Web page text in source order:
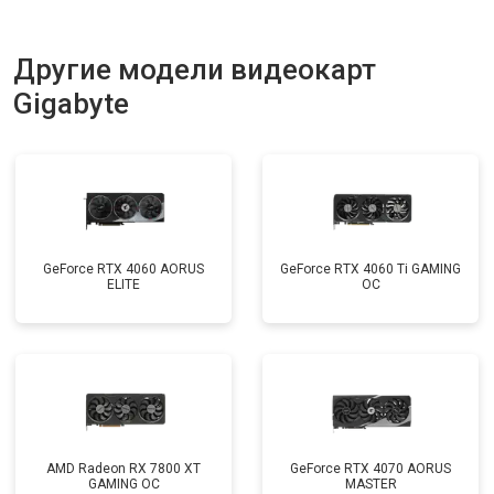
Другие модели видеокарт
Gigabyte
GeForce RTX 4060 AORUS
ELITE
GeForce RTX 4060 Ti GAMING
OC
AMD Radeon RX 7800 XT
GAMING OC
GeForce RTX 4070 AORUS
MASTER